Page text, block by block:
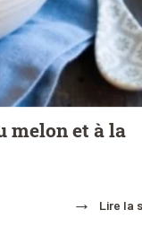
melon et à la
→ Lire la